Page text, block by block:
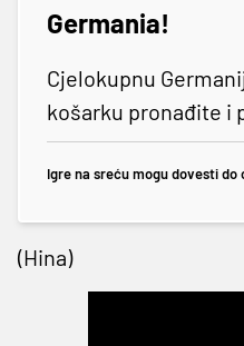
Germania!
Cjelokupnu
košarku pronađite i
Igre na sreću mogu dovesti
(Hina)